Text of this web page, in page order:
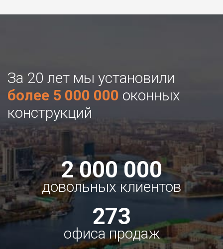
За 20 лет мы установили
более 5 000 000 оконных
конструкций
2 000 000
довольных клиентов
273
офиса продаж